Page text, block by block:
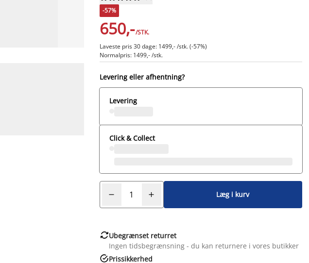
-57%
650,-/STK.
Laveste pris 30 dage: 1499,- /stk. (-57%)
Normalpris: 1499,- /stk.
Levering eller afhentning?
Levering
Click & Collect
Læg i kurv
Ubegrænset returret
Ingen tidsbegrænsning - du kan returnere i vores butikker
Prissikkerhed